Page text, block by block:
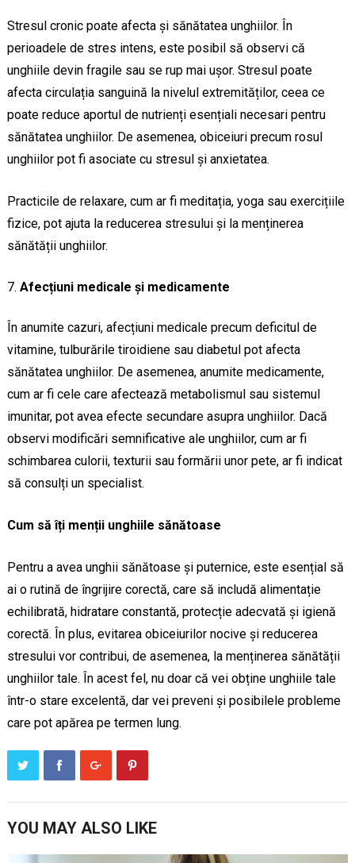
Stresul cronic poate afecta și sănătatea unghiilor. În
perioadele de stres intens, este posibil să observi că
unghiile devin fragile sau se rup mai ușor. Stresul poate
afecta circulația sanguină la nivelul extremităților, ceea ce
poate reduce aportul de nutrienți esențiali necesari pentru
sănătatea unghiilor. De asemenea, obiceiuri precum rosul
unghiilor pot fi asociate cu stresul și anxietatea.
Practicile de relaxare, cum ar fi meditația, yoga sau exercițiile
fizice, pot ajuta la reducerea stresului și la menținerea
sănătății unghiilor.
Afecțiuni medicale și medicamente
În anumite cazuri, afecțiuni medicale precum deficitul de
vitamine, tulburările tiroidiene sau diabetul pot afecta
sănătatea unghiilor. De asemenea, anumite medicamente,
cum ar fi cele care afectează metabolismul sau sistemul
imunitar, pot avea efecte secundare asupra unghiilor. Dacă
observi modificări semnificative ale unghiilor, cum ar fi
schimbarea culorii, texturii sau formării unor pete, ar fi indicat
să consulți un specialist.
Cum să îți menții unghiile sănătoase
Pentru a avea unghii sănătoase și puternice, este esențial să
ai o rutină de îngrijire corectă, care să includă alimentație
echilibrată, hidratare constantă, protecție adecvată și igienă
corectă. În plus, evitarea obiceiurilor nocive și reducerea
stresului vor contribui, de asemenea, la menținerea sănătății
unghiilor tale. În acest fel, nu doar că vei obține unghiile tale
într-o stare excelentă, dar vei preveni și posibilele probleme
care pot apărea pe termen lung.
YOU MAY ALSO LIKE